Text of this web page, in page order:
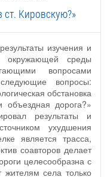
ст. Кировскую?»
изучения и
окружающей среды
вопросами
вопросы:
обстановка
дорога?»
результаты и
ухудшения
является трасса,
соавторов делает
целесообразна с
жителям села только